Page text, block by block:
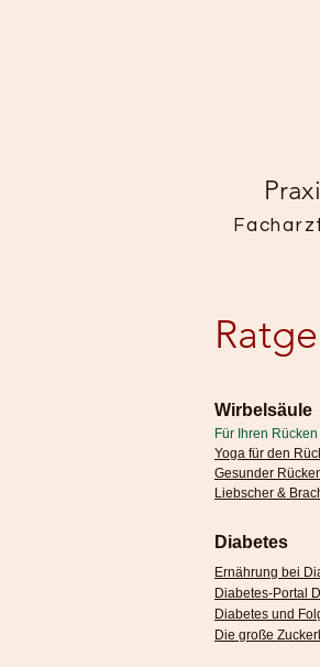
Wirbelsäule
Für Ihren
Yoga für den
Gesunder
Liebscher &
Diabetes
Ernährung bei
Diabetes-Portal
Diabetes und
Die große